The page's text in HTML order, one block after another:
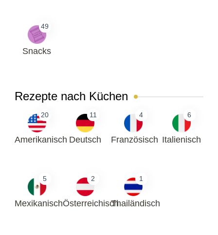
49
Snacks
Rezepte nach Küchen
20
Amerikanisch
11
Deutsch
4
Französisch
6
Italienisch
5
Mexikanisch
2
Österreichisch
1
Thailändisch